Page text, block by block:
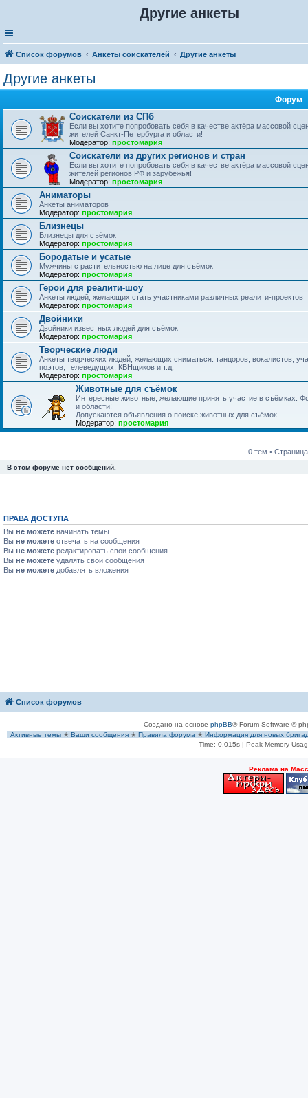
Другие анкеты
Список форумов Анкеты соискателей Другие анкеты
Другие анкеты
Форум
Соискатели из СПб
Если вы хотите попробовать себя в качестве актёра массовой
жителей Санкт-Петербурга и области!
Модератор: простомария
Соискатели из других регионов и стран
Если вы хотите попробовать себя в качестве актёра массовой
жителей регионов РФ и зарубежья!
Модератор: простомария
Аниматоры
Анкеты аниматоров
Модератор: простомария
Близнецы
Близнецы для съёмок
Модератор: простомария
Бородатые и усатые
Мужчины с растительностью на лице для съёмок
Модератор: простомария
Герои для реалити-шоу
Анкеты людей, желающих стать участниками различных реалити-проектов
Модератор: простомария
Двойники
Двойники известных людей для съёмок
Модератор: простомария
Творческие люди
Анкеты творческих людей, желающих сниматься: танцоров, вокалистов,
поэтов, телеведущих, КВНщиков и т.д.
Модератор: простомария
Животные для съёмок
Интересные животные, желающие принять участие в съёмках.
и области!
Допускаются объявления о поиске животных для съёмок.
Модератор: простомария
0 тем •
В этом форуме нет сообщений.
ПРАВА ДОСТУПА
Вы не можете начинать темы
Вы не можете отвечать на сообщения
Вы не можете редактировать свои сообщения
Вы не можете удалять свои сообщения
Вы не можете добавлять вложения
Список форумов
Создано на основе phpBB® Forum Software ©
Активные темы ✭ Ваши сообщения ✭ Правила форума ✭ Информация для новых
Time: 0.015s| Peak Memory
Рeклама на